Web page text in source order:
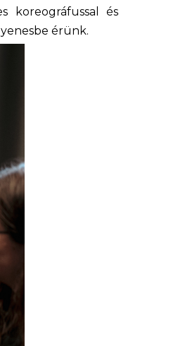
koreográfussal és
érünk.